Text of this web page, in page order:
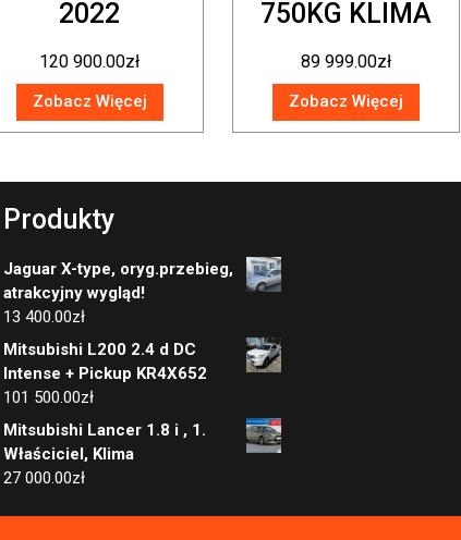
2022
120 900.00zł
Zobacz Więcej
750KG KLIMA
89 999.00zł
Zobacz Więcej
Produkty
Jaguar X-type, oryg.przebieg,
atrakcyjny wygląd!
13 400.00zł
Mitsubishi L200 2.4 d DC
Intense + Pickup KR4X652
101 500.00zł
Mitsubishi Lancer 1.8 i , 1.
Właściciel, Klima
27 000.00zł